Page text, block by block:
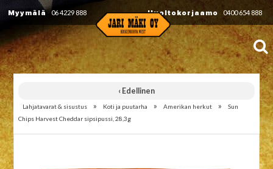
Myymälä 06 4229 888 Huoltokorjaamo 0400 654 888
‹ Edellinen
Lahjatavarat & sisustus » Koti ja puutarha » Amerikan herkut »
Sun
Chips Harvest Cheddar sipsipussi, 28,3g